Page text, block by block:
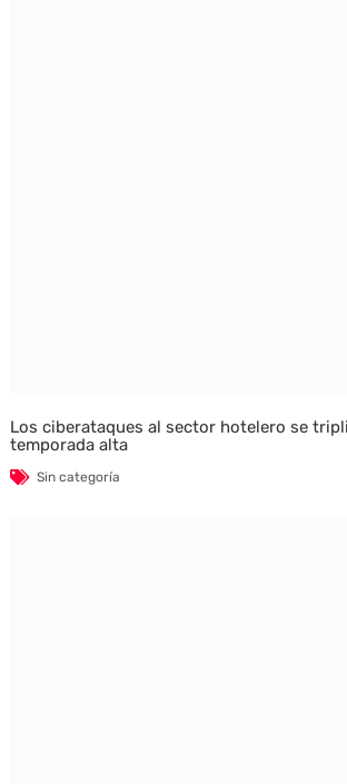
Los ciberataques al sector hotelero se
temporada alta
Sin categoría